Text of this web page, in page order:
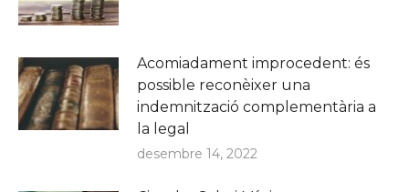
Acomiadament improcedent: és
possible reconèixer una
indemnització complementària a
la legal
desembre 14, 2022